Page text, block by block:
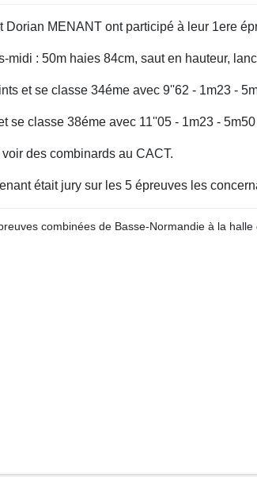
Dorian MENANT ont participé à leur 1ere
midi : 50m haies 84cm, saut en hauteur,
et se classe 34éme avec 9''62 - 1m23 -
se classe 38éme avec 11''05 - 1m23 -
voir des combinards au CACT.
était jury sur les 5 épreuves les
combinées de Basse-Normandie à la